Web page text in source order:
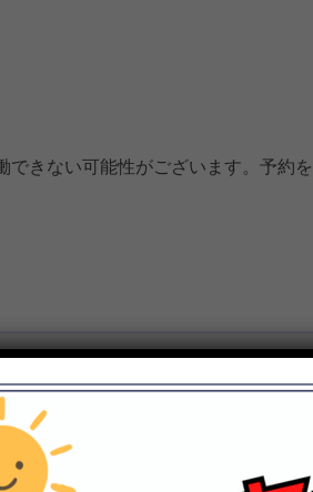
きない可能性がございます。予約を
オン
ンDX
vs.ティターンズDX